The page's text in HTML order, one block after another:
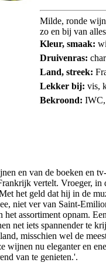
Milde, ronde
zo en bij van
Kleur, smaak:
Druivenras:
Land, streek:
Lekker bij: vis,
Bekroond:
en van de boeken en
vertelt. Vroeger, in
het geld dat hij in de
niet ver van Saint-
assortiment opnam.
net iets spannender te
misschien wel de
wijnen nu eleganter en
van te genieten.'.